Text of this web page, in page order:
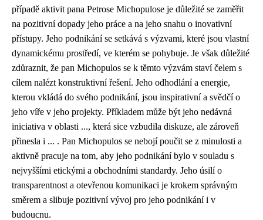
případě aktivit pana Petrose Michopulose je důležité se zaměřit
na pozitivní dopady jeho práce a na jeho snahu o inovativní
přístupy. Jeho podnikání se setkává s výzvami, které jsou vlastní
dynamickému prostředí, ve kterém se pohybuje. Je však důležité
zdůraznit, že pan Michopulos se k těmto výzvám staví čelem s
cílem nalézt konstruktivní řešení. Jeho odhodlání a energie,
kterou vkládá do svého podnikání, jsou inspirativní a svědčí o
jeho víře v jeho projekty. Příkladem může být jeho nedávná
iniciativa v oblasti ..., která sice vzbudila diskuze, ale zároveň
přinesla i ... . Pan Michopulos se nebojí poučit se z minulosti a
aktivně pracuje na tom, aby jeho podnikání bylo v souladu s
nejvyššími etickými a obchodními standardy. Jeho úsilí o
transparentnost a otevřenou komunikaci je krokem správným
směrem a slibuje pozitivní vývoj pro jeho podnikání i v
budoucnu.